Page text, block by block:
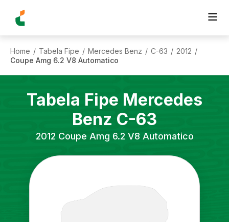
Home / Tabela Fipe / Mercedes Benz / C-63 / 2012 /
Coupe Amg 6.2 V8 Automatico
Tabela Fipe Mercedes
Benz C-63
2012 Coupe Amg 6.2 V8 Automatico